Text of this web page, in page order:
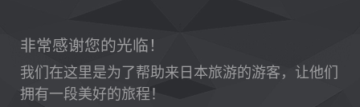
非常感谢您的光临！
我们在这里是为了帮助来日本旅游的游客，让他们
拥有一段美好的旅程！